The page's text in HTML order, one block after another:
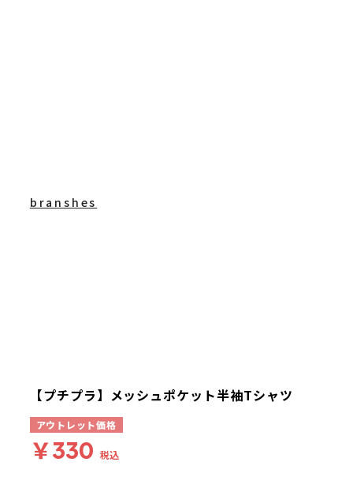
branshes
【プチプラ】メッシュポケット半袖Tシャツ
アウトレット価格
￥330 税込